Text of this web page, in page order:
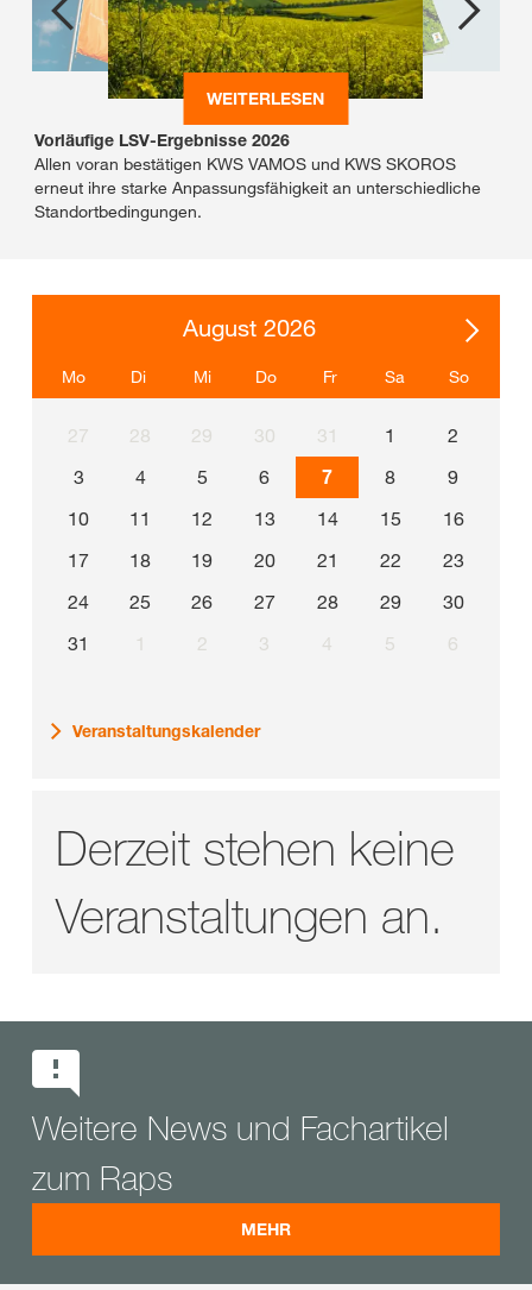
WEITERLESEN
Vorläufige LSV-Ergebnisse 2026
Allen voran bestätigen KWS VAMOS und KWS SKOROS
erneut ihre starke Anpassungsfähigkeit an unterschiedliche
Standortbedingungen.
August 2026
Mo Di Mi Do Fr Sa So
27 28 29 30 31 1
2
3
4 5 6 7 8
9
10
11 12 13 14 15
16
17
18 19 20 21 22
23
24
25 26 27 28 29
30
31
1 2 3 4 5 6
Veranstaltungskalender
Derzeit stehen keine
Veranstaltungen an.
Weitere News und Fachartikel
zum Raps
MEHR